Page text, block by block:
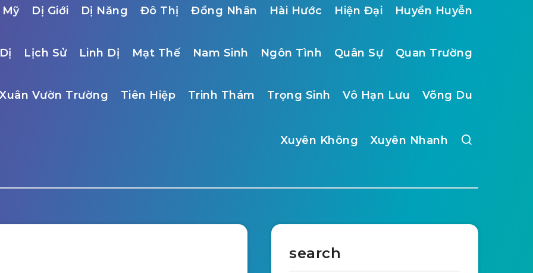
Dị Giới Dị Năng Đô Thị Đồng Nhân Hài Hước Hiện Đại Huyền Huyễn
Lịch Sử Linh Dị Mạt Thế Nam Sinh Ngôn Tình Quân Sự Quan Trường
Vườn Trường Tiên Hiệp Trinh Thám Trọng Sinh Vô Hạn Lưu Võng Du
Xuyên Không Xuyên Nhanh
search